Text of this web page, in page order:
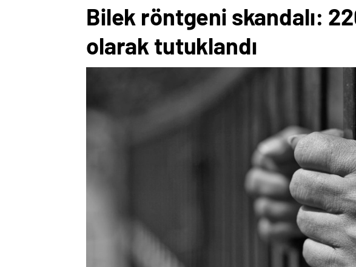
Bilek röntgeni skandalı:
olarak tutuklandı